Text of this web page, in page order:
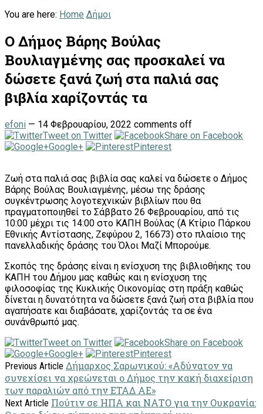
You are here: Home Δήμοι
Ο Δήμος Βάρης Βούλας
Βουλιαγμένης σας προσκαλεί να
δώσετε ξανά ζωή στα παλιά σας
βιβλία χαρίζοντάς τα
efoni — 14 Φεβρουαρίου, 2022 comments off
Tweet on Twitter
Share on Facebook
Google+
Pinterest
Ζωή στα παλιά σας βιβλία σας καλεί να δώσετε ο Δήμος
Βάρης Βούλας Βουλιαγμένης, μέσω της δράσης
συγκέντρωσης λογοτεχνικών βιβλίων που θα
πραγματοποιηθεί το Σάββατο 26 Φεβρουαρίου, από τις
10:00 μέχρι τις 14:00 στο ΚΑΠΗ Βούλας (A Κτίριο Πάρκου
Εθνικής Αντίστασης, Ζεφύρου 2, 16673) στο πλαίσιο της
πανελλαδικής δράσης του Όλοι Μαζί Μπορούμε.
Σκοπός της δράσης είναι η ενίσχυση της βιβλιοθήκης του
ΚΑΠΗ του Δήμου μας καθώς και η ενίσχυση της
φιλοσοφίας της Κυκλικής Οικονομίας στη πράξη καθώς
δίνεται η δυνατότητα να δώσετε ξανά ζωή στα βιβλία που
αγαπήσατε και διαβάσατε, χαρίζοντάς τα σε ένα
συνάνθρωπό μας.
Tweet on Twitter
Share on Facebook
Google+
Pinterest
Previous Article Δήμαρχος Σαρωνικού: «Αδύνατον να
συνεχίσει να χρεώνεται ο Δήμος την κακή διαχείριση
των παραλιών από την ΕΤΑΔ ΑΕ»
Next Article Πούτιν σε ΗΠΑ και ΝΑΤΟ για την Ουκρανία: